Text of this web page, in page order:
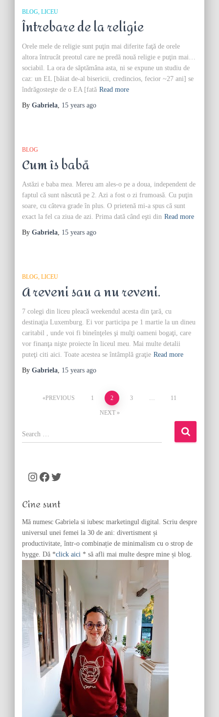
BLOG LICEU
Întrebare de la religie
Orele mele de religie sunt puţin mai diferite faţă de orele
altora întrucât preotul care ne predă nouă religie e puţin mai…
sociabil. La ora de săptămâna asta, ni se expune un studiu de
caz: un EL [băiat de-al bisericii, credincios, fecior ~27 ani] se
îndrăgosteşte de o EA [fată Read more
By Gabriela, 15 years ago
BLOG
Cum îs babă
Astăzi e baba mea. Mereu am ales-o pe a doua, independent de
faptul că sunt născută pe 2. Azi a fost o zi frumoasă. Cu puţin
soare, cu câteva grade în plus. O prietenă mi-a spus că sunt
exact la fel ca ziua de azi. Prima dată când eşti din Read more
By Gabriela, 15 years ago
BLOG LICEU
A reveni sau a nu reveni.
7 colegi din liceu pleacă weekendul acesta din ţară, cu
destinaţia Luxemburg. Ei vor participa pe 1 martie la un dineu
caritabil , unde voi fi bineînţeles şi mulţi oameni bogaţi, care
vor finanţa nişte proiecte în liceul meu. Mai multe detalii
puteţi citi aici. Toate acestea se întâmplă graţie Read more
By Gabriela, 15 years ago
PostsPREVIOUS 1 2 3 … 11
NEXT
S
e
o
Instagram Facebook Twitter
Cine sunt
Mă numesc Gabriela si iubesc marketingul digital. Scriu despre
universul unei femei la 30 de ani: divertisment și
productivitate, într-o combinație de minimalism cu o strop de
hygge. Dă *click aici * să afli mai multe despre mine și blog.